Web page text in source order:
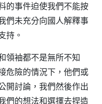
的事件迫使我們不能按
們未充分向國人解釋事
持。
領袖都不是無所不知
危險的情況下，他們或
開討論，我們然後作出
們的想法和選擇去捏造